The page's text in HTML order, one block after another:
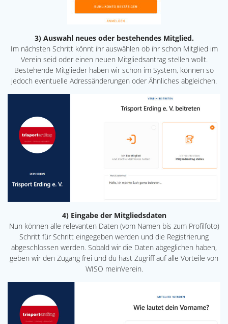
3) Auswahl neues oder bestehendes Mitglied.
Im nächsten Schritt könnt ihr auswählen ob ihr schon Mitglied im
Verein seid oder einen neuen Mitgliedsantrag stellen wollt.
Bestehende Mitglieder haben wir schon im System, können so
jedoch eventuelle Adressänderungen oder Ähnliches abgleichen.
4) Eingabe der Mitgliedsdaten
Nun können alle relevanten Daten (vom Namen bis zum Profilfoto)
Schritt für Schritt eingegeben werden und die Registrierung
abgeschlossen werden. Sobald wir die Daten abgeglichen haben,
geben wir den Zugang frei und du hast Zugriff auf alle Vorteile von
WISO meinVerein.